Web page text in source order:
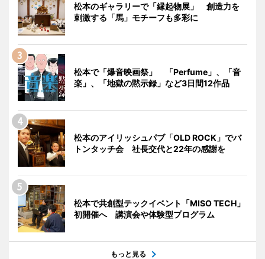
松本のギャラリーで「縁起物展」 創造力を
刺激する「馬」モチーフも多彩に
松本で「爆音映画祭」 「Perfume」、「音
楽」、「地獄の黙示録」など3日間12作品
松本のアイリッシュパブ「OLD ROCK」でバ
トンタッチ会 社長交代と22年の感謝を
松本で共創型テックイベント「MISO TECH」
初開催へ 講演会や体験型プログラム
もっと見る